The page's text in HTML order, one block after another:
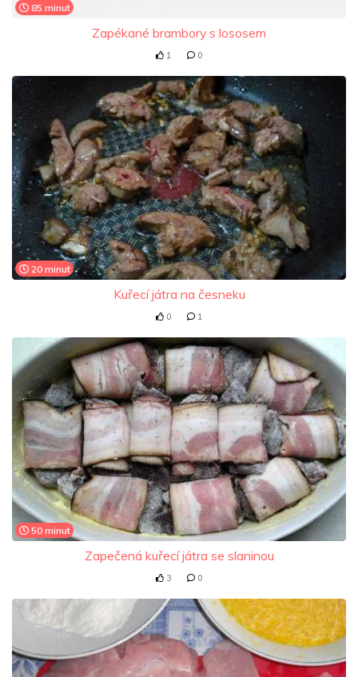
85 minut
Zapékané brambory s lososem
1 0
20 minut
Kuřecí játra na česneku
0 1
50 minut
Zapečená kuřecí játra se slaninou
3 0